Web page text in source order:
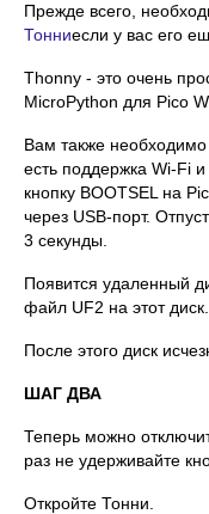
Прежде всего,
Тонниесли у вас его
Thonny - это очень
MicroPython для Pico W.
Вам также необходимо
есть поддержка Wi-Fi
кнопку BOOTSEL на
через USB-порт.
3 секунды.
Появится удаленный
файл UF2 на этот диск.
После этого диск
ШАГ ДВА
Теперь можно
раз не удерживайте
Откройте Тонни.